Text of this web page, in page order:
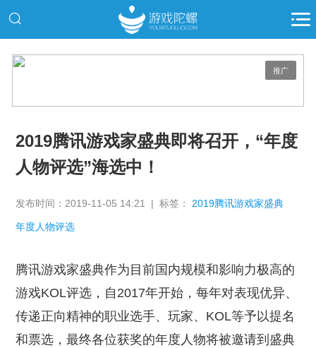
推广
2019腾讯游戏家盛典即将召开，“年度
人物评选”海选中！
发布时间：2019-11-05 14:21 | 标签： 2019腾讯游戏家盛典
年度人物评选
腾讯游戏家盛典作为目前国内规模和影响力极高的
游戏KOL评选，自2017年开始，每年对表现优异、
传递正向精神的职业选手、玩家、KOL等予以提名
和票选，最终各位获奖的年度人物将被邀请到盛典